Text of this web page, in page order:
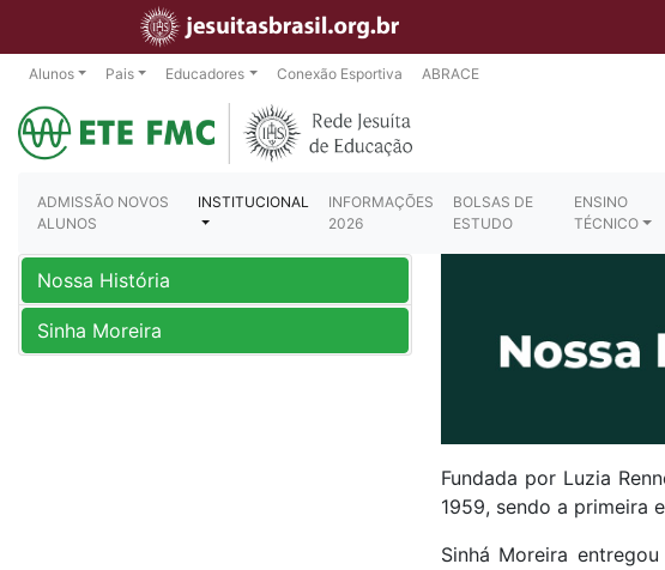
Alunos Pais Educadores Conexão Esportiva ABRACE
ADMISSÃO NOVOS
ALUNOS
INSTITUCIONAL
INFORMAÇÕES
2026
BOLSAS DE
ESTUDO
ENSINO
TÉCNICO
Nossa História
Sinha Moreira
Fundada por Luzia
1959, sendo a primeira
Sinhá Moreira